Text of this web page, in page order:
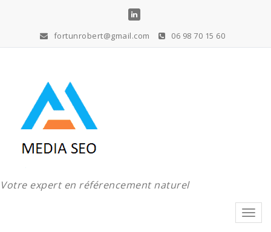
fortunrobert@gmail.com 06 98 70 15 60
Votre expert en référencement naturel